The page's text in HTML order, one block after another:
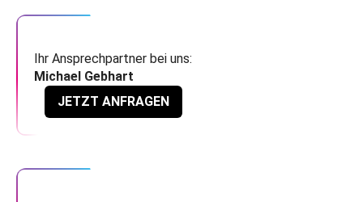
Ihr Ansprechpartner bei uns:
Michael Gebhart
JETZT ANFRAGEN